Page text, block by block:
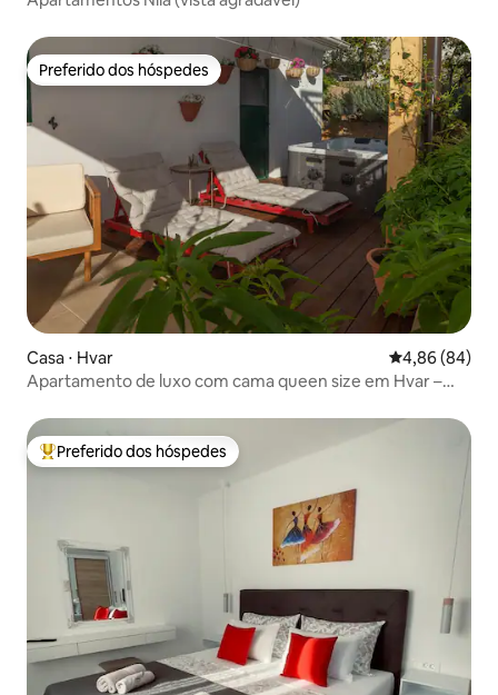
Preferido dos hóspedes
Preferido dos hóspedes
Casa ⋅ Hvar 4,86 de uma
4,86 (84)
Apartamento de luxo com cama queen size em Hvar –
Entre os melhores preferidos dos hóspedes
Preferido dos hóspedes